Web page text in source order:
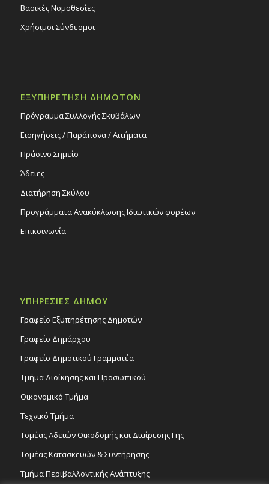
Βασικές Νομοθεσίες
Χρήσιμοι Σύνδεσμοι
ΕΞΥΠΗΡΕΤΗΣΗ ΔΗΜΟΤΩΝ
Πρόγραμμα Συλλογής Σκυβάλων
Εισηγήσεις / Παράπονα / Αιτήματα
Πράσινο Σημείο
Άδειες
Διατήρηση Σκύλου
Προγράμματα Ανακύκλωσης Ιδιωτικών φορέων
Επικοινωνία
ΥΠΗΡΕΣΙΕΣ ΔΗΜΟΥ
Γραφείο Εξυπηρέτησης Δημοτών
Γραφείο Δημάρχου
Γραφείο Δημοτικού Γραμματέα
Τμήμα Διοίκησης και Προσωπικού
Οικονομικό Τμήμα
Τεχνικό Τμήμα
Τομέας Αδειών Οικοδομής και Διαίρεσης Γης
Τομέας Κατασκευών & Συντήρησης
Τμήμα Περιβαλλοντικής Ανάπτυξης